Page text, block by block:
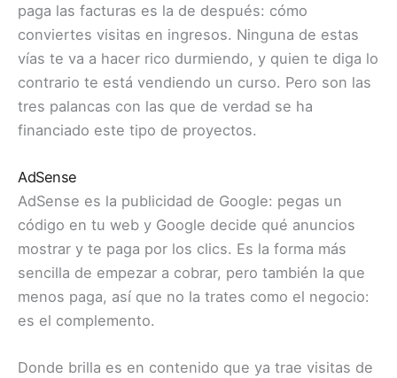
paga las facturas es la de después: cómo
conviertes visitas en ingresos. Ninguna de estas
vías te va a hacer rico durmiendo, y quien te diga lo
contrario te está vendiendo un curso. Pero son las
tres palancas con las que de verdad se ha
financiado este tipo de proyectos.
AdSense
AdSense es la publicidad de Google: pegas un
código en tu web y Google decide qué anuncios
mostrar y te paga por los clics. Es la forma más
sencilla de empezar a cobrar, pero también la que
menos paga, así que no la trates como el negocio:
es el complemento.
Donde brilla es en contenido que ya trae visitas de